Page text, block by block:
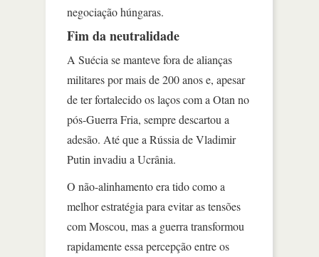
negociação húngaras.
Fim da neutralidade
A Suécia se manteve fora de alianças
militares por mais de 200 anos e, apesar
de ter fortalecido os laços com a Otan no
pós-Guerra Fria, sempre descartou a
adesão. Até que a Rússia de Vladimir
Putin invadiu a Ucrânia.
O não-alinhamento era tido como a
melhor estratégia para evitar as tensões
com Moscou, mas a guerra transformou
rapidamente essa percepção entre os